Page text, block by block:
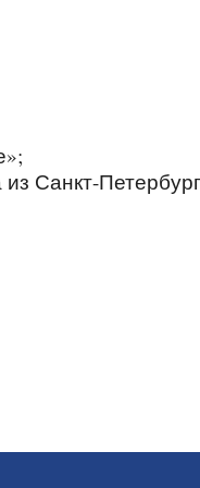
Санкт-